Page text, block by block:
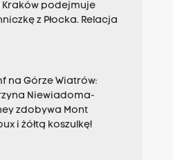
Kraków podejmuje
z Płocka. Relacja
na Górze Wiatrów:
Niewiadoma-
zdobywa Mont
i żółtą koszulkę!